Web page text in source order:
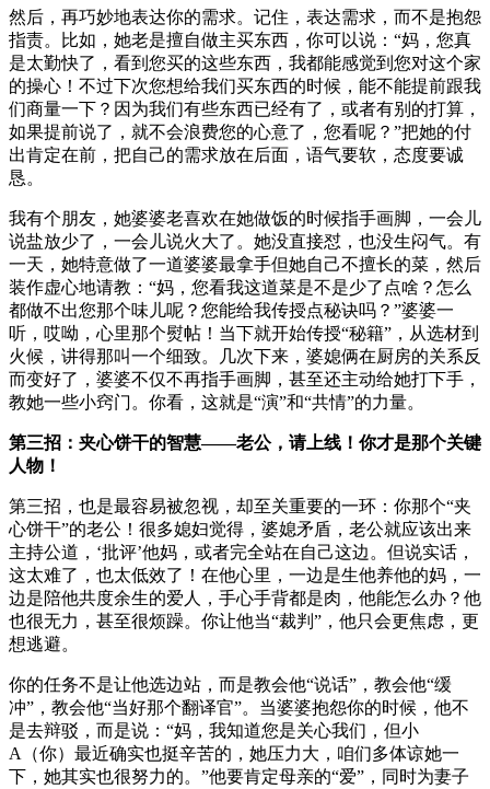
然后，再巧妙地表达你的需求。记住，表达需求，而不是抱怨
指责。比如，她老是擅自做主买东西，你可以说：“妈，您真
是太勤快了，看到您买的这些东西，我都能感觉到您对这个家
的操心！不过下次您想给我们买东西的时候，能不能提前跟我
们商量一下？因为我们有些东西已经有了，或者有别的打算，
如果提前说了，就不会浪费您的心意了，您看呢？”把她的付
出肯定在前，把自己的需求放在后面，语气要软，态度要诚
恳。
我有个朋友，她婆婆老喜欢在她做饭的时候指手画脚，一会儿
说盐放少了，一会儿说火大了。她没直接怼，也没生闷气。有
一天，她特意做了一道婆婆最拿手但她自己不擅长的菜，然后
装作虚心地请教：“妈，您看我这道菜是不是少了点啥？怎么
都做不出您那个味儿呢？您能给我传授点秘诀吗？”婆婆一
听，哎呦，心里那个熨帖！当下就开始传授“秘籍”，从选材到
火候，讲得那叫一个细致。几次下来，婆媳俩在厨房的关系反
而变好了，婆婆不仅不再指手画脚，甚至还主动给她打下手，
教她一些小窍门。你看，这就是“演”和“共情”的力量。
第三招：夹心饼干的智慧——老公，请上线！你才是那个关键
人物！
第三招，也是最容易被忽视，却至关重要的一环：你那个“夹
心饼干”的老公！很多媳妇觉得，婆媳矛盾，老公就应该出来
主持公道，‘批评’他妈，或者完全站在自己这边。但说实话，
这太难了，也太低效了！在他心里，一边是生他养他的妈，一
边是陪他共度余生的爱人，手心手背都是肉，他能怎么办？他
也很无力，甚至很烦躁。你让他当“裁判”，他只会更焦虑，更
想逃避。
你的任务不是让他选边站，而是教会他“说话”，教会他“缓
冲”，教会他“当好那个翻译官”。当婆婆抱怨你的时候，他不
是去辩驳，而是说：“妈，我知道您是关心我们，但小
A（你）最近确实也挺辛苦的，她压力大，咱们多体谅她一
下，她其实也很努力的。”他要肯定母亲的“爱”，同时为妻子